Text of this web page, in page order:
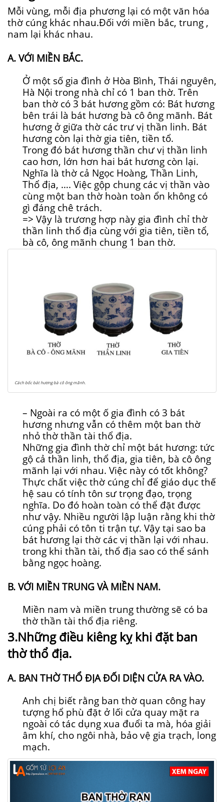
Mỗi vùng, mỗi địa phương lại có một văn hóa
thờ cúng khác nhau.Đối với miền bắc, trung ,
nam lại khác nhau.
A. VỚI MIỀN BẮC.
Ở một số gia đình ở Hòa Bình, Thái nguyên,
Hà Nội trong nhà chỉ có 1 ban thờ. Trên
ban thờ có 3 bát hương gồm có: Bát hương
bên trái là bát hương bà cô ông mãnh. Bát
hương ở giữa thờ các trư vị thần linh. Bát
hương còn lại thờ gia tiên, tiền tổ.
Trong đó bát hương thần chư vị thần linh
cao hơn, lớn hơn hai bát hương còn lại.
Nghĩa là thờ cả Ngọc Hoàng, Thần Linh,
Thổ địa, …. Việc gộp chung các vị thần vào
cùng một ban thờ hoàn toàn ổn không có
gì đáng chê trách.
=> Vậy là trương hợp này gia đình chỉ thờ
thần linh thổ địa cùng với gia tiên, tiền tổ,
bà cô, ông mãnh chung 1 ban thờ.
Cách bốc bát hương bà cô ông mãnh.
– Ngoài ra có một ố gia đình có 3 bát
hương nhưng vẫn có thêm một ban thờ
nhỏ thờ thần tài thổ địa.
Những gia đình thờ chỉ một bát hương: tức
gộ cả thần linh, thổ địa, gia tiên, bà cô ông
mãnh lại với nhau. Việc này có tốt không?
Thực chất việc thờ cúng chỉ để giáo dục thế
hệ sau có tính tôn sư trọng đạo, trọng
nghĩa. Do đó hoàn toàn có thể đặt được
như vậy. Nhiều người lập luận rằng khi thờ
cúng phải có tôn ti trận tự. Vậy tại sao ba
bát hương lại thờ các vị thần lại với nhau.
trong khi thần tài, thổ địa sao có thể sánh
bằng ngọc hoàng.
B. VỚI MIỀN TRUNG VÀ MIỀN NAM.
Miền nam và miền trung thường sẽ có ba
thờ thần tài thổ địa riêng.
3.Những điều kiêng kỵ khi đặt ban
thờ thổ địa.
A. BAN THỜ THỔ ĐỊA ĐỐI DIỆN CỬA RA VÀO.
Anh chị biết rằng ban thờ quan công hay
tượng hổ phù đặt ở lối cửa quay mặt ra
ngoài có tác dụng xua đuổi ta mà, hóa giải
âm khí, cho ngôi nhà, bảo vệ gia trạch, long
mạch.